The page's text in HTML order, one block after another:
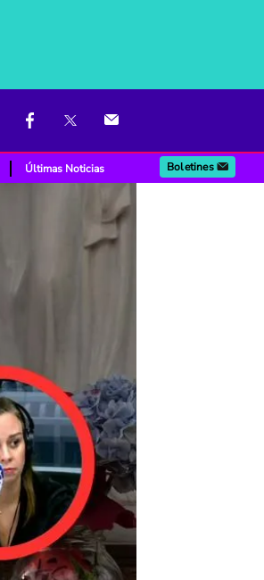
Últimas Noticias Boletines